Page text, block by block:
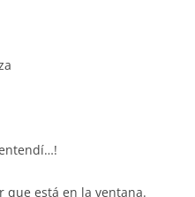
que está en la ventana.